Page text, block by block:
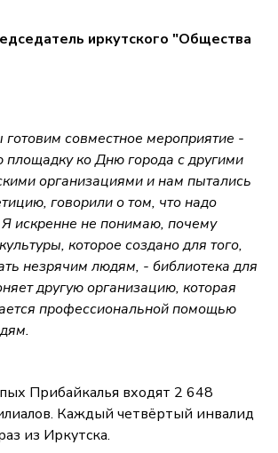
иркутского "Общества
совместное мероприятие -
площадку ко Дню города с другими
организациями и нам пытались
говорили о том, что надо
искренне не понимаю, почему
которое создано для того,
незрячим людям, - библиотека для
другую организацию, которая
профессиональной помощью
Прибайкалья входят 2 648
Каждый четвёртый инвалид
из Иркутска.